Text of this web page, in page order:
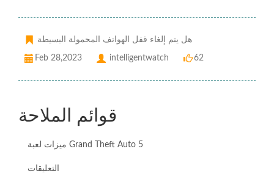
هل يتم إلغاء قفل الهواتف المحمولة البسيطة
Feb 28,2023 intelligentwatch 62
قوائم الملاحة
ميزات لعبة Grand Theft Auto 5
التعليقات